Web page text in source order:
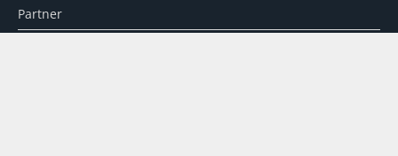
Partner